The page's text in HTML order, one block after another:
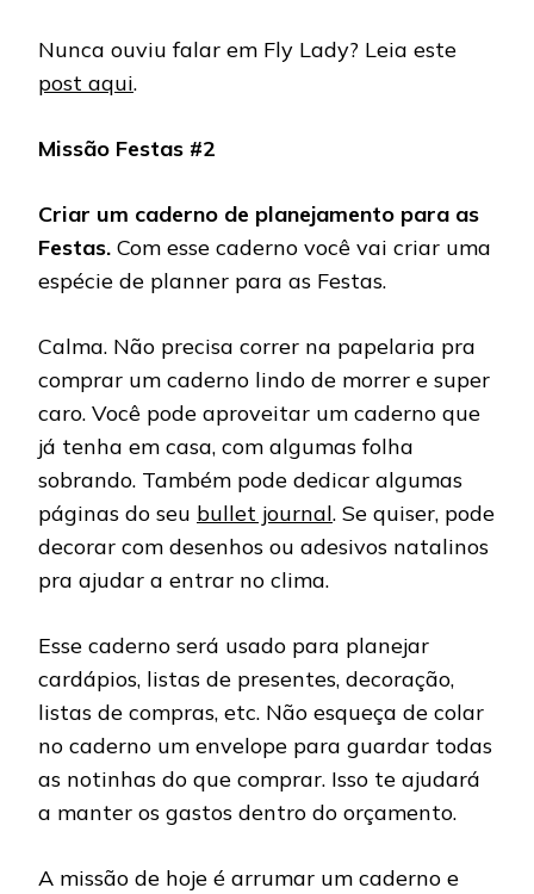
Nunca ouviu falar em Fly Lady? Leia este
post aqui.
Missão Festas #2
Criar um caderno de planejamento para as
Festas. Com esse caderno você vai criar uma
espécie de planner para as Festas.
Calma. Não precisa correr na papelaria pra
comprar um caderno lindo de morrer e super
caro. Você pode aproveitar um caderno que
já tenha em casa, com algumas folha
sobrando. Também pode dedicar algumas
páginas do seu bullet journal. Se quiser, pode
decorar com desenhos ou adesivos natalinos
pra ajudar a entrar no clima.
Esse caderno será usado para planejar
cardápios, listas de presentes, decoração,
listas de compras, etc. Não esqueça de colar
no caderno um envelope para guardar todas
as notinhas do que comprar. Isso te ajudará
a manter os gastos dentro do orçamento.
A missão de hoje é arrumar um caderno e